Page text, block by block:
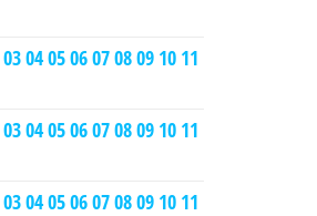
03040506070809 10 11
03040506070809 10 11
03040506070809 10 11